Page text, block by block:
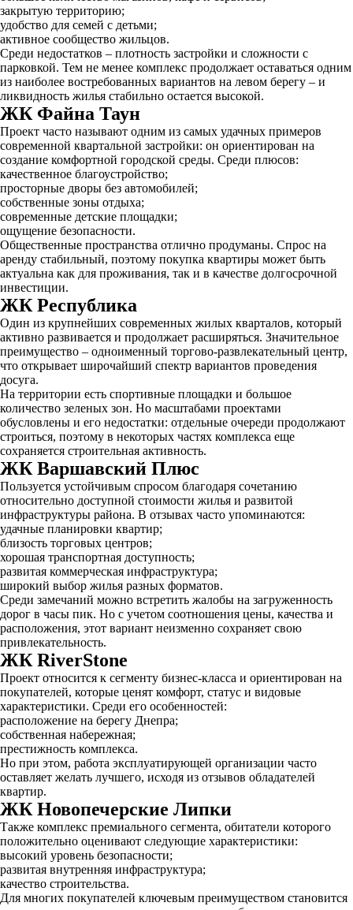
закрытую территорию;
удобство для семей с детьми;
активное сообщество жильцов.
Среди недостатков – плотность застройки и сложности с
парковкой. Тем не менее комплекс продолжает оставаться одним
из наиболее востребованных вариантов на левом берегу – и
ликвидность жилья стабильно остается высокой.
ЖК Файна Таун
Проект часто называют одним из самых удачных примеров
современной квартальной застройки: он ориентирован на
создание комфортной городской среды. Среди плюсов:
качественное благоустройство;
просторные дворы без автомобилей;
собственные зоны отдыха;
современные детские площадки;
ощущение безопасности.
Общественные пространства отлично продуманы. Спрос на
аренду стабильный, поэтому покупка квартиры может быть
актуальна как для проживания, так и в качестве долгосрочной
инвестиции.
ЖК Республика
Один из крупнейших современных жилых кварталов, который
активно развивается и продолжает расширяться. Значительное
преимущество – одноименный торгово-развлекательный центр,
что открывает широчайший спектр вариантов проведения
досуга.
На территории есть спортивные площадки и большое
количество зеленых зон. Но масштабами проектами
обусловлены и его недостатки: отдельные очереди продолжают
строиться, поэтому в некоторых частях комплекса еще
сохраняется строительная активность.
ЖК Варшавский Плюс
Пользуется устойчивым спросом благодаря сочетанию
относительно доступной стоимости жилья и развитой
инфраструктуры района. В отзывах часто упоминаются:
удачные планировки квартир;
близость торговых центров;
хорошая транспортная доступность;
развитая коммерческая инфраструктура;
широкий выбор жилья разных форматов.
Среди замечаний можно встретить жалобы на загруженность
дорог в часы пик. Но с учетом соотношения цены, качества и
расположения, этот вариант неизменно сохраняет свою
привлекательность.
ЖК RiverStone
Проект относится к сегменту бизнес-класса и ориентирован на
покупателей, которые ценят комфорт, статус и видовые
характеристики. Среди его особенностей:
расположение на берегу Днепра;
собственная набережная;
престижность комплекса.
Но при этом, работа эксплуатирующей организации часто
оставляет желать лучшего, исходя из отзывов обладателей
квартир.
ЖК Новопечерские Липки
Также комплекс премиального сегмента, обитатели которого
положительно оценивают следующие характеристики:
высокий уровень безопасности;
развитая внутренняя инфраструктура;
качество строительства.
Для многих покупателей ключевым преимуществом становится